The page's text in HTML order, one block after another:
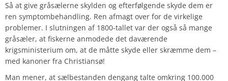
Så at give gråsælerne skylden og efterfølgende skyde dem er
ren symptombehandling. Ren afmagt over for de virkelige
problemer. I slutningen af 1800-tallet var der også så mange
gråsæler, at fiskerne anmodede det daværende
krigsministerium om, at de måtte skyde eller skræmme dem –
med kanoner fra Christiansø!
Man mener, at sælbestanden dengang talte omkring 100.000